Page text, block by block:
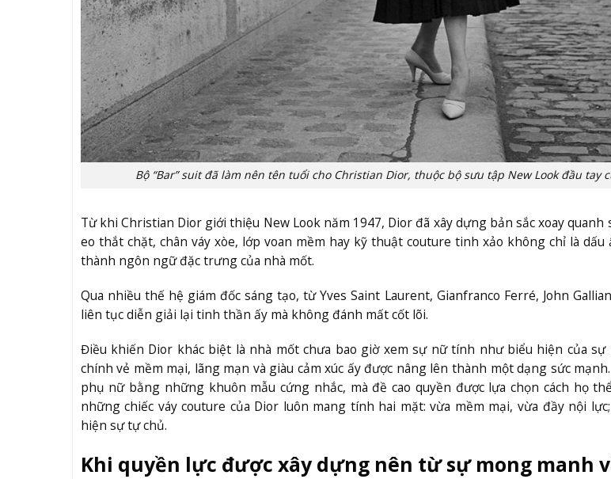
Bộ “Bar” suit đã làm nên tên tuổi cho Christian Dior, thuộc bộ sưu tập New Look đầu tay
Từ khi Christian Dior giới thiệu New Look năm 1947, Dior đã xây dựng bản sắc xoay
eo thắt chặt, chân váy xòe, lớp voan mềm hay kỹ thuật couture tinh xảo không chỉ là
thành ngôn ngữ đặc trưng của nhà mốt.
Qua nhiều thế hệ giám đốc sáng tạo, từ Yves Saint Laurent, Gianfranco Ferré, John
liên tục diễn giải lại tinh thần ấy mà không đánh mất cốt lõi.
Điều khiến Dior khác biệt là nhà mốt chưa bao giờ xem sự nữ tính như biểu hiện của sự
chính vẻ mềm mại, lãng mạn và giàu cảm xúc ấy được nâng lên thành một dạng sức
phụ nữ bằng những khuôn mẫu cứng nhắc, mà đề cao quyền được lựa chọn cách họ
những chiếc váy couture của Dior luôn mang tính hai mặt: vừa mềm mại, vừa đầy nội
hiện sự tự chủ.
Khi quyền lực được xây dựng nên từ sự mong manh